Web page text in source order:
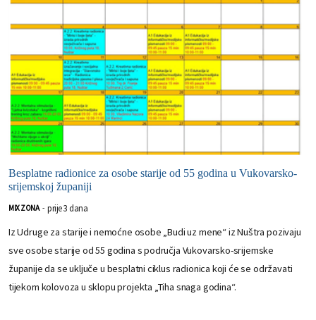
Besplatne radionice za osobe starije od 55 godina u Vukovarsko-
srijemskoj županiji
MIX ZONA - prije 3 dana
Iz Udruge za starije i nemoćne osobe „Budi uz mene“ iz Nuštra pozivaju
sve osobe starije od 55 godina s područja Vukovarsko-srijemske
županije da se uključe u besplatni ciklus radionica koji će se održavati
tijekom kolovoza u sklopu projekta „Tiha snaga godina“.